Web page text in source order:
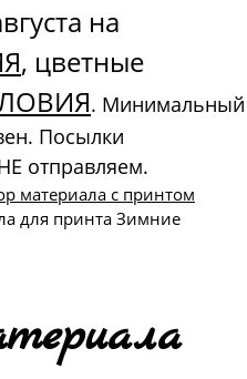
на
, цветные
. Минимальный
Посылки
отправляем.
материала с принтом
для принта Зимние